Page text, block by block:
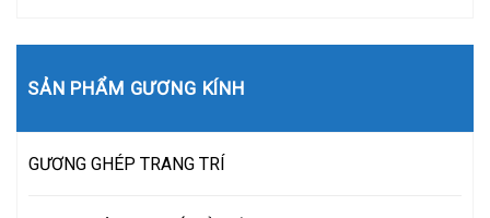
SẢN PHẨM GƯƠNG KÍNH
GƯƠNG GHÉP TRANG TRÍ